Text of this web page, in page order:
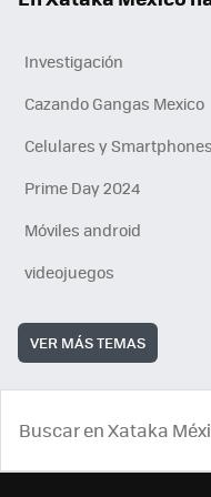
Investigación
Cazando Gangas Mexico
Celulares y Smartphones
Prime Day 2024
Móviles android
videojuegos
VER MÁS TEMAS